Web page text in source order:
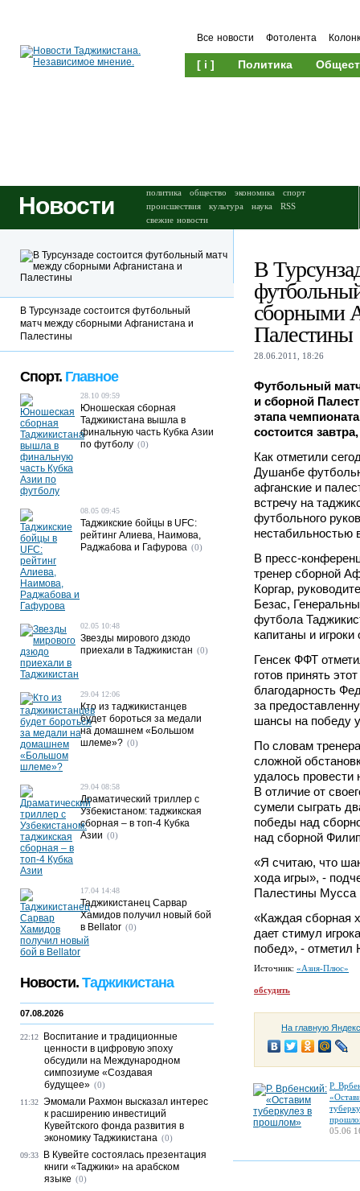
Все новости Фотолента
[ i ] Политика
Новости политика общество экономика
спорт
происшествия
культура наука
RSS
свежие новости
В
сборными
Палестины
28.06.2011, 18:26
Футбольный
и сборной
этапа
состоится
Как отметили
Душанбе
афганские и
встречу на
футбольного
нестабильностью
В пресс-
тренер сборной
Коргар,
Безас,
футбола
капитаны и
Генсек ФФТ
готов принять
благодарность
за
шансы на победу
По словам
сложной
удалось провести
В отличие от
сумели сыграть
победы над
над сборной
«Я считаю, что
хода игры», -
Палестины Мусса
«Каждая сборная
дает стимул
побед», -
Источник: «Азия-Плюс»
обсудить
На главную
Р.
05.06
В Турсунзаде состоится футбольный
матч между сборными Афганистана и
Палестины
Спорт. Главное
28.10 09:59
Юношеская сборная
Таджикистана вышла в
финальную часть Кубка Азии
по футболу (0)
08.05 09:45
Таджикские бойцы в UFC:
рейтинг Алиева, Наимова,
Раджабова и Гафурова (0)
02.05 10:48
Звезды мирового дзюдо
приехали в Таджикистан (0)
29.04 12:06
Кто из таджикистанцев
будет бороться за медали
на домашнем «Большом
шлеме»? (0)
29.04 08:58
Драматический триллер с
Узбекистаном: таджикская
сборная – в топ-4 Кубка
Азии (0)
17.04 14:48
Таджикистанец Сарвар
Хамидов получил новый бой
в Bellator (0)
Новости. Таджикистана
07.08.2026
22:12
Воспитание и традиционные
ценности в цифровую эпоху
обсудили на Международном
симпозиуме «Создавая
будущее» (0)
11:32 Эмомали Рахмон высказал интерес
к расширению инвестиций
Кувейтского фонда развития в
экономику Таджикистана (0)
09:33
В Кувейте состоялась презентация
книги «Таджики» на арабском
языке (0)